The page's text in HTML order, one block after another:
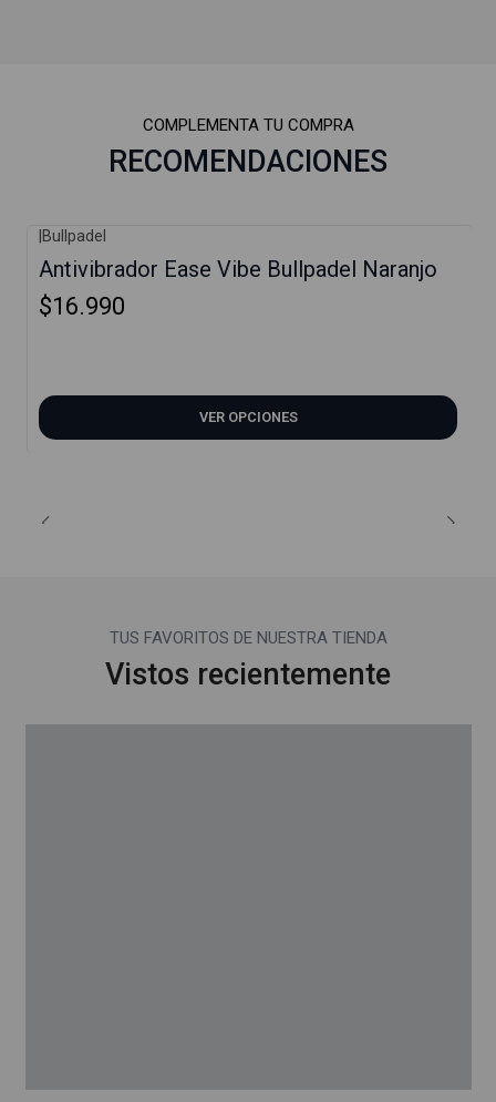
COMPLEMENTA TU COMPRA
RECOMENDACIONES
Bullpadel
Antivibrador Ease Vibe Bullpadel Naranjo
$16.990
VER OPCIONES
TUS FAVORITOS DE NUESTRA TIENDA
Vistos recientemente